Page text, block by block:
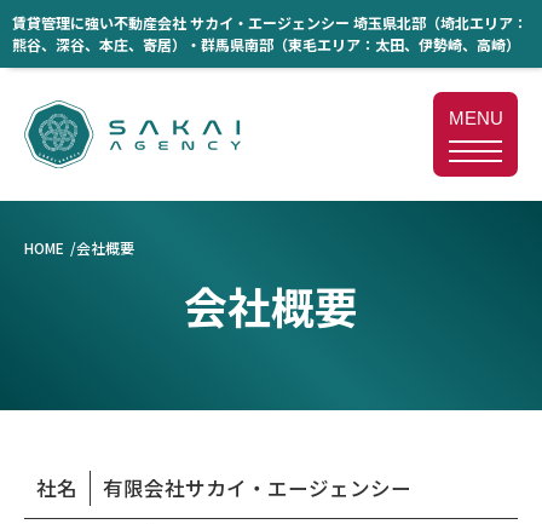
賃貸管理に強い不動産会社 サカイ・エージェンシー 埼玉県北部（埼北エリア：
熊谷、深谷、本庄、寄居）・群馬県南部（東毛エリア：太田、伊勢崎、高崎）
MENU
会社概要
HOME 会社概要
社名 有限会社サカイ・エージェンシー